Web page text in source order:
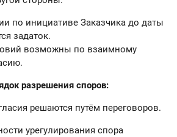
по инициативе Заказчика до даты
задаток.
возможны по взаимному
разрешения споров:
решаются путём переговоров.
урегулирования спора